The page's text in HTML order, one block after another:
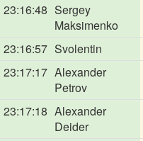
23:16:48 Sergey
Maksimenko
23:16:57 Svolentin
23:17:17 Alexander
Petrov
23:17:18 Alexander
Deider